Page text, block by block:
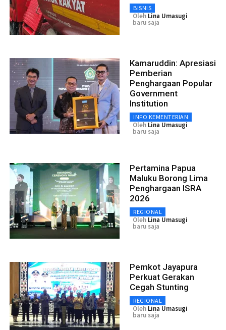
BISNIS
Oleh Lina Umasugi
baru saja
Kamaruddin: Apresiasi
Pemberian
Penghargaan Popular
Government
Institution
INFO KEMENTERIAN
Oleh Lina Umasugi
baru saja
Pertamina Papua
Maluku Borong Lima
Penghargaan ISRA
2026
REGIONAL
Oleh Lina Umasugi
baru saja
Pemkot Jayapura
Perkuat Gerakan
Cegah Stunting
REGIONAL
Oleh Lina Umasugi
baru saja